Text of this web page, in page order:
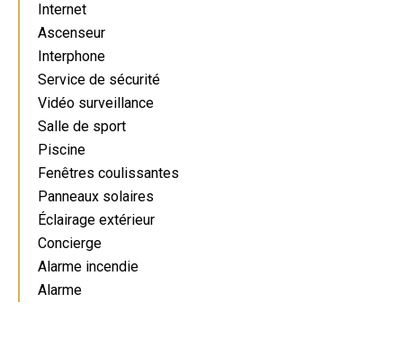
Internet
Ascenseur
Interphone
Service de sécurité
Vidéo surveillance
Salle de sport
Piscine
Fenêtres coulissantes
Panneaux solaires
Éclairage extérieur
Concierge
Alarme incendie
Alarme